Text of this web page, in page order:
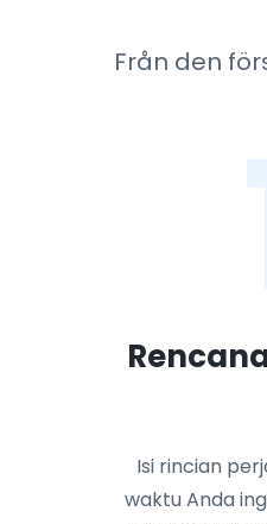
Från den
Isi rincian
waktu Anda